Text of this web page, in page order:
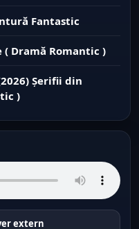
Fantastic
Dramă Romantic )
Șerifii din
)
extern